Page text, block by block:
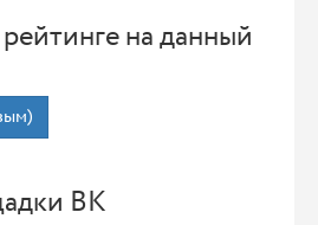
на данный
ВК